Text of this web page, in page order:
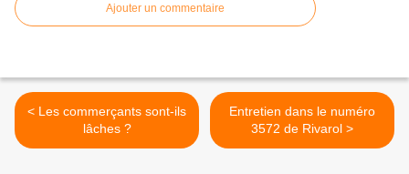
Ajouter un commentaire
< Les commerçants sont-ils
lâches ?
Entretien dans le numéro
3572 de Rivarol >